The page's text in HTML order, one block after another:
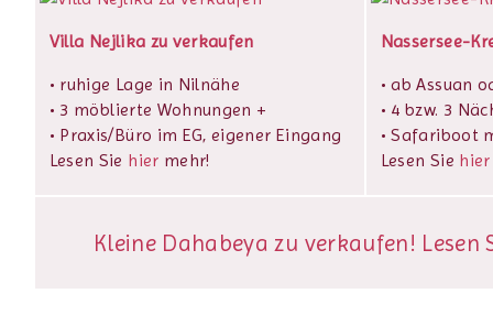
Villa Nejlika zu verkaufen
• ruhige Lage in Nilnähe
• 3 möblierte Wohnungen +
• Praxis/Büro im EG, eigener Eingang
Lesen Sie hier mehr!
Nassersee-
• ab Assuan
• 4 bzw. 3
• Safariboot
Lesen Sie hier
Kleine Dahabeya zu verkaufen! Lesen